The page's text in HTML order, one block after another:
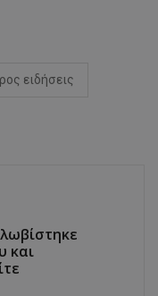
ειδήσεις
και